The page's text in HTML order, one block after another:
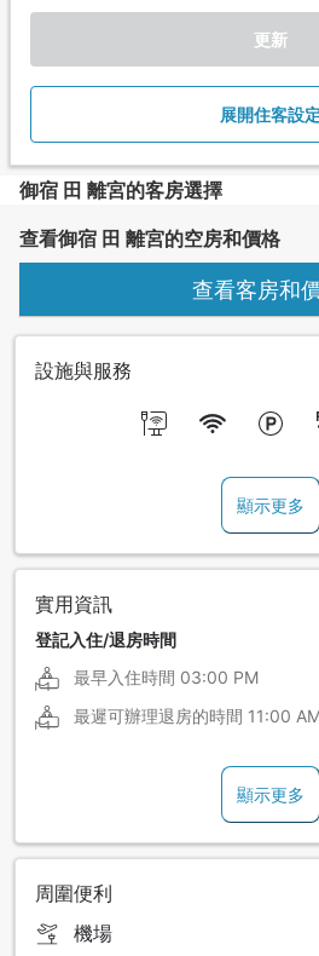
更新
展開住客設定
御宿 田 離宮的客房選擇
查看御宿 田 離宮的空房和價格
查看客房和
設施與服務
顯示更多
實用資訊
登記入住/退房時間
最早入住時間 03:00 PM
最遲可辦理退房的時間 11:00
顯示更多
周圍便利
機場